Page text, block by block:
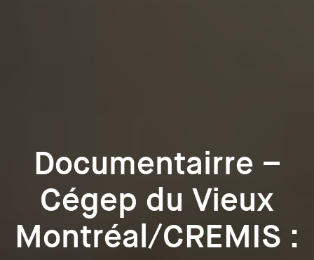
Documentairre –
Cégep du Vieux
Montréal/CREMIS :